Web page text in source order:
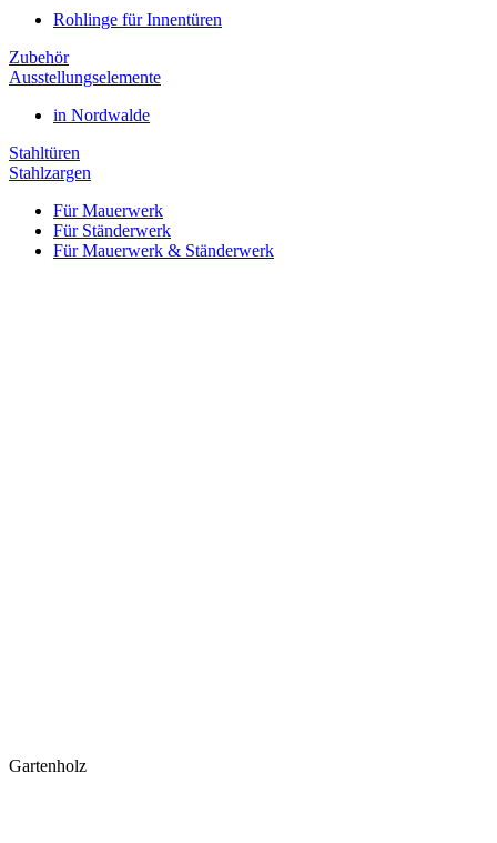
Rohlinge für Innentüren
Zubehör
Ausstellungselemente
in Nordwalde
Stahltüren
Stahlzargen
Für Mauerwerk
Für Ständerwerk
Für Mauerwerk & Ständerwerk
Gartenholz